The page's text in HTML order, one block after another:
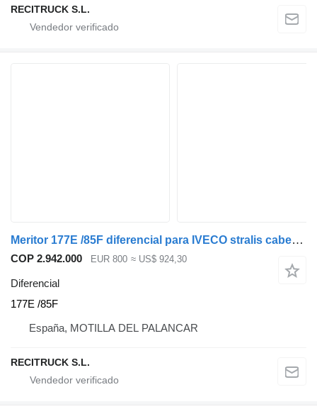
RECITRUCK S.L.
Meritor 177E /85F diferencial para IVECO stralis cabeza tractora
COP 2.942.000 EUR 800 ≈ US$ 924,30
Diferencial
177E /85F
España, MOTILLA DEL PALANCAR
RECITRUCK S.L.